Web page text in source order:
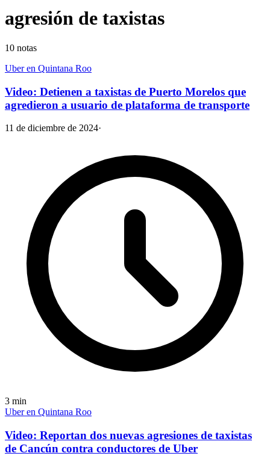
agresión de taxistas
10 notas
Uber en Quintana Roo
Video: Detienen a taxistas de Puerto Morelos que
agredieron a usuario de plataforma de transporte
11 de diciembre de 2024·
3 min
Uber en Quintana Roo
Video: Reportan dos nuevas agresiones de taxistas
de Cancún contra conductores de Uber